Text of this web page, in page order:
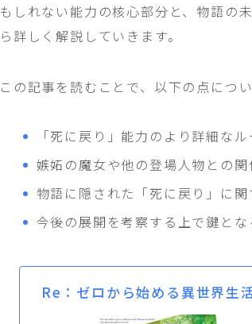
もしれない能力の核心部分と、物語の
ら詳しく解説していきます。
この記事を読むことで、以下の点につ
「死に戻り」能力のより詳細な
嫉妬の魔女や他の登場人物との関
物語に隠された「死に戻り」に
今後の展開を考察する上で鍵とな
Re：ゼロから始める異世界生